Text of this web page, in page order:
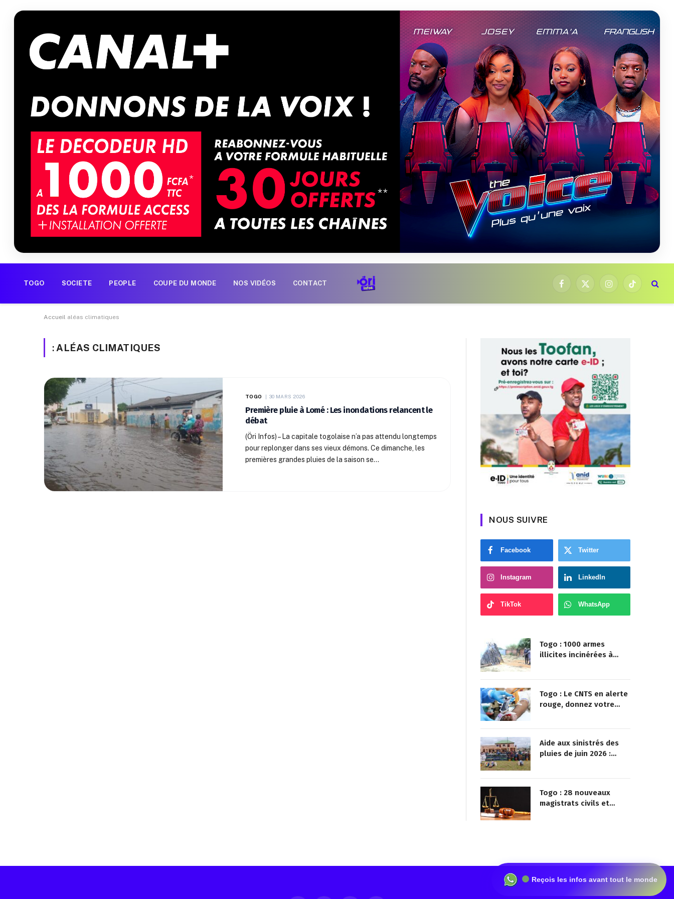
TOGO SOCIETE PEOPLE COUPE DU MONDE NOS VIDÉOS CONTACT
Facebook
X
InstagramTikTok
Accueil aléas climatiques
: ALÉAS CLIMATIQUES
TOGO 30 MARS 2026
Première pluie à Lomé : Les inondations relancent le
débat
(Öri Infos) – La capitale togolaise n’a pas attendu longtemps
pour replonger dans ses vieux démons. Ce dimanche, les
premières grandes pluies de la saison se…
NOUS SUIVRE
Facebook Twitter
Instagram LinkedIn
TikTok WhatsApp
Togo : 1000 armes
illicites incinérées à
Togo : Le CNTS en alerte
rouge, donnez votre
Aide aux sinistrés des
pluies de juin 2026 :
Togo : 28 nouveaux
magistrats civils et
Reçois les infos avant tout le monde